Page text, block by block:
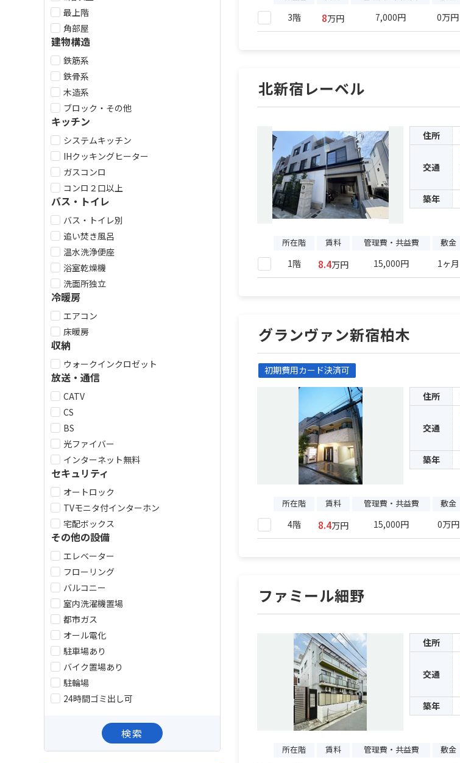
3階 8万円 7,000円 0万円
北新宿レーベル
住所
交通
築年
所在階 賃料 管理費・共益費 敷金
1階 8.4万円 15,000円 1ヶ月
グランヴァン新宿柏木
初期費用カード決済可
住所
交通
築年
所在階 賃料 管理費・共益費 敷金
4階 8.4万円 15,000円 0万円
ファミール細野
住所
交通
築年
所在階 賃料 管理費・共益費 敷金
最上階
角部屋
建物構造
鉄筋系
鉄骨系
木造系
ブロック・その他
キッチン
システムキッチン
IHクッキングヒーター
ガスコンロ
コンロ２口以上
バス・トイレ
バス・トイレ別
追い焚き風呂
温水洗浄便座
浴室乾燥機
洗面所独立
冷暖房
エアコン
床暖房
収納
ウォークインクロゼット
放送・通信
CATV
CS
BS
光ファイバー
インターネット無料
セキュリティ
オートロック
TVモニタ付インターホン
宅配ボックス
その他の設備
エレベーター
フローリング
バルコニー
室内洗濯機置場
都市ガス
オール電化
駐車場あり
バイク置場あり
駐輪場
24時間ゴミ出し可
検索